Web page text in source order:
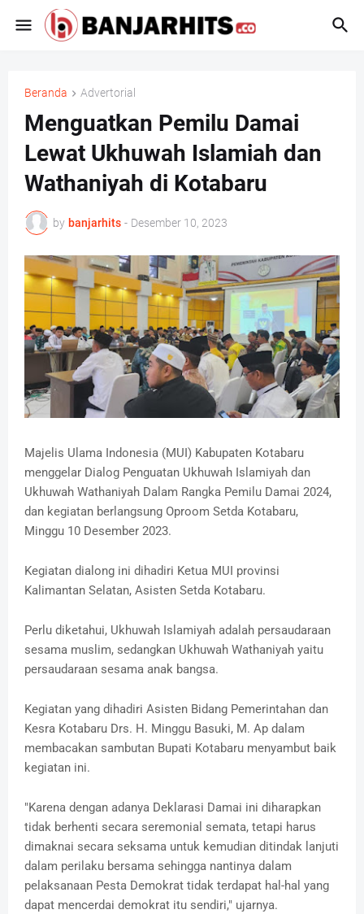
Beranda Advertorial
Menguatkan Pemilu Damai
Lewat Ukhuwah Islamiah dan
Wathaniyah di Kotabaru
by banjarhits - Desember 10, 2023
Majelis Ulama Indonesia (MUI) Kabupaten Kotabaru
menggelar Dialog Penguatan Ukhuwah Islamiyah dan
Ukhuwah Wathaniyah Dalam Rangka Pemilu Damai 2024,
dan kegiatan berlangsung Oproom Setda Kotabaru,
Minggu 10 Desember 2023.
Kegiatan dialong ini dihadiri Ketua MUI provinsi
Kalimantan Selatan, Asisten Setda Kotabaru.
Perlu diketahui, Ukhuwah Islamiyah adalah persaudaraan
sesama muslim, sedangkan Ukhuwah Wathaniyah yaitu
persaudaraan sesama anak bangsa.
Kegiatan yang dihadiri Asisten Bidang Pemerintahan dan
Kesra Kotabaru Drs. H. Minggu Basuki, M. Ap dalam
membacakan sambutan Bupati Kotabaru menyambut baik
kegiatan ini.
"Karena dengan adanya Deklarasi Damai ini diharapkan
tidak berhenti secara seremonial semata, tetapi harus
dimaknai secara seksama untuk kemudian ditindak lanjuti
dalam perilaku bersama sehingga nantinya dalam
pelaksanaan Pesta Demokrat tidak terdapat hal-hal yang
dapat mencerdai demokrat itu sendiri," ujarnya.